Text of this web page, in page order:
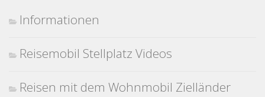
Informationen
Reisemobil Stellplatz Videos
Reisen mit dem Wohnmobil Zielländer